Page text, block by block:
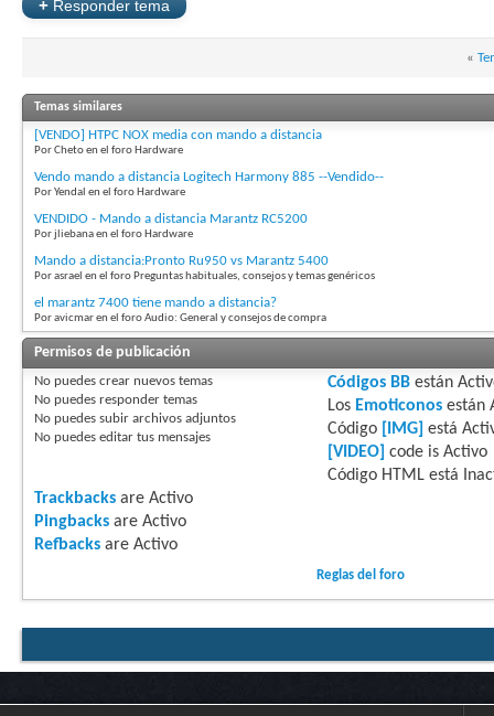
+ Responder tema
«
Temas similares
[VENDO] HTPC NOX media con mando a distancia
Por Cheto en el foro Hardware
Vendo mando a distancia Logitech Harmony 885 --Vendido--
Por Yendal en el foro Hardware
VENDIDO - Mando a distancia Marantz RC5200
Por jliebana en el foro Hardware
Mando a distancia:Pronto Ru950 vs Marantz 5400
Por asrael en el foro Preguntas habituales, consejos y temas genéricos
el marantz 7400 tiene mando a distancia?
Por avicmar en el foro Audio: General y consejos de compra
Permisos de publicación
No puedes crear nuevos temas
No puedes responder temas
No puedes subir archivos adjuntos
No puedes editar tus mensajes
Códigos BBestán
Los Emoticonosestán
Código
[IMG] está
[VIDEO] code is Activo
Código HTML está
Trackbacks are Activo
Pingbacks are Activo
Refbacks are Activo
Reglas del foro